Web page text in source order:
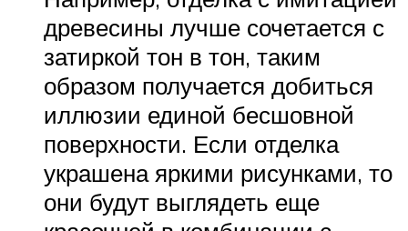
древесины лучше сочетается с
затиркой тон в тон, таким
образом получается добиться
иллюзии единой бесшовной
поверхности. Если отделка
украшена яркими рисунками, то
они будут выглядеть еще